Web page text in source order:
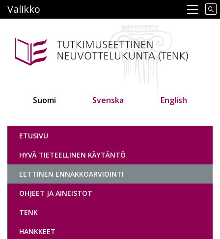
pääsisältöön
Main navigation
Valikko
Suomi Svenska English
Tutkimuseettinen neuvottelukunta
ETUSIVU
HYVÄ TIETEELLINEN KÄYTÄNTÖ
EETTINEN ENNAKKOARVIOINTI
OHJEET JA AINEISTOT
TENK
HANKKEET